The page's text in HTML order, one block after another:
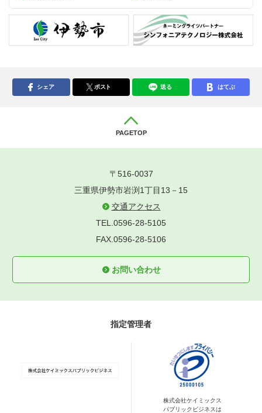
シェア ポスト 送る はてぶ
PAGETOP
〒516-0037
三重県伊勢市岩渕1丁目13－15
交通アクセス
TEL.0596-28-5105
FAX.0596-28-5106
お問い合わせ
指定管理者
株式会社ケイミックス
パブリックビジネスは